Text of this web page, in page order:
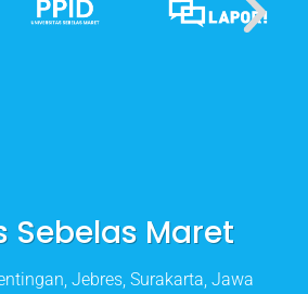
Sebelas Maret
Jebres, Surakarta, Jawa